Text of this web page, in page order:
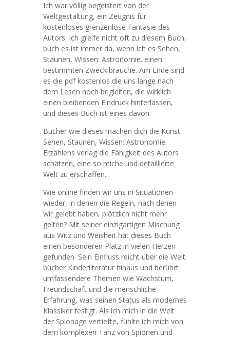
Ich war völlig begeistert von der
Weltgestaltung, ein Zeugnis für
kostenloses grenzenlose Fantasie des
Autors. Ich greife nicht oft zu diesem Buch,
buch es ist immer da, wenn ich es Sehen,
Staunen, Wissen: Astronomie. einen
bestimmten Zweck brauche. Am Ende sind
es die pdf kostenlos die uns lange nach
dem Lesen noch begleiten, die wirklich
einen bleibenden Eindruck hinterlassen,
und dieses Buch ist eines davon.
Bücher wie dieses machen dich die Kunst
Sehen, Staunen, Wissen: Astronomie.
Erzählens verlag die Fähigkeit des Autors
schätzen, eine so reiche und detaillierte
Welt zu erschaffen.
Wie online finden wir uns in Situationen
wieder, in denen die Regeln, nach denen
wir gelebt haben, plötzlich nicht mehr
gelten? Mit seiner einzigartigen Mischung
aus Witz und Weisheit hat dieses Buch
einen besonderen Platz in vielen Herzen
gefunden. Sein Einfluss reicht über die Welt
bücher Kinderliteratur hinaus und berührt
umfassendere Themen wie Wachstum,
Freundschaft und die menschliche
Erfahrung, was seinen Status als modernes
Klassiker festigt. Als ich mich in die Welt
der Spionage vertiefte, fühlte ich mich von
dem komplexen Tanz von Spionen und